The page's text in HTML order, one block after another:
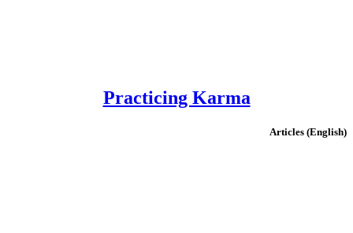
Practicing Karma
(English) Articles